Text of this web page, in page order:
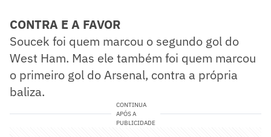
CONTRA E A FAVOR
Soucek foi quem marcou o segundo gol do
West Ham. Mas ele também foi quem marcou
o primeiro gol do Arsenal, contra a própria
baliza.
CONTINUA
APÓS A
PUBLICIDADE